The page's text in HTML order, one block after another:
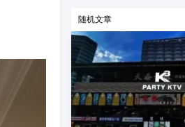
随机文章